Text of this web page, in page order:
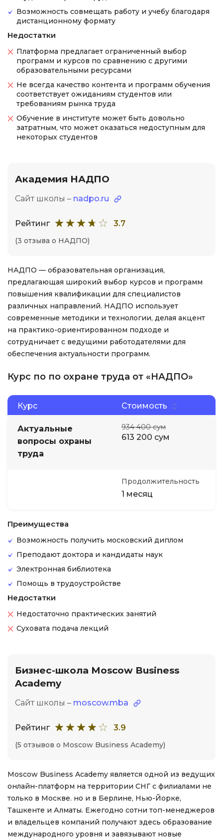
Возможность совмещать работу и учебу благодаря
дистанционному формату
Недостатки
Платформа предлагает ограниченный выбор
программ и курсов по сравнению с другими
образовательными ресурсами
Не всегда качество контента и программ обучения
соответствует ожиданиям студентов или
требованиям рынка труда
Обучение в институте может быть довольно
затратным, что может оказаться недоступным для
некоторых студентов
Академия НАДПО
Сайт школы – nadpo.ru
Рейтинг 3.7
(3 отзыва о НАДПО)
НАДПО — образовательная организация,
предлагающая широкий выбор курсов и программ
повышения квалификации для специалистов
различных направлений. НАДПО использует
современные методики и технологии, делая акцент
на практико-ориентированном подходе и
сотрудничает с ведущими работодателями для
обеспечения актуальности программ.
Курс по по охране труда от «НАДПО»
Курс Стоимость
Актуальные
вопросы охраны
труда
934 400 сум
613 200 сум
Продолжительность
1 месяц
Преимущества
Возможность получить московский диплом
Преподают доктора и кандидаты наук
Электронная библиотека
Помощь в трудоустройстве
Недостатки
Недостаточно практических занятий
Суховата подача лекций
Бизнес-школа Moscow Business
Academy
Сайт школы – moscow.mba
Рейтинг 3.9
(5 отзывов о Moscow Business Academy)
Moscow Business Academy является одной из ведущих
онлайн-платформ на территории СНГ с филиалами не
только в Москве. но и в Берлине, Нью-Йорке,
Ташкенте и Алматы. Ежегодно сотни топ-менеджеров
и владельцев компаний получают здесь образование
международного уровня и завязывают новые